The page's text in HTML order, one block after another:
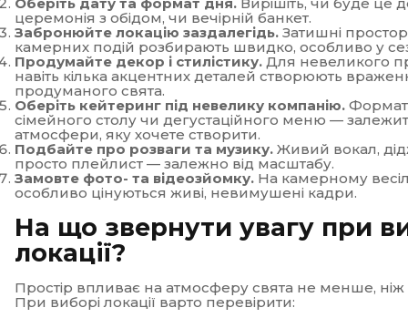
церемонія з обідом, чи вечірній банкет.
Забронюйте локацію заздалегідь. Затишні
камерних подій розбирають швидко, особливо у
Продумайте декор і стилістику. Для невеликого
навіть кілька акцентних деталей створюють
продуманого свята.
Оберіть кейтеринг під невелику компанію.
сімейного столу чи дегустаційного меню —
атмосфери, яку хочете створити.
Подбайте про розваги та музику. Живий вокал,
просто плейлист — залежно від масштабу.
Замовте фото- та відеозйомку. На камерному
особливо цінуються живі, невимушені кадри.
На що звернути увагу при
локації?
Простір впливає на атмосферу свята не менше,
При виборі локації варто перевірити: